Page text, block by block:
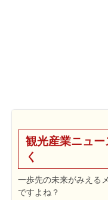
観光産業ニュ
く
一歩先の未来がみえる
ですよね？